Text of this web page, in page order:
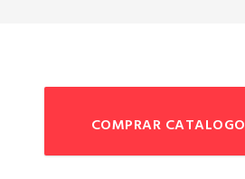
COMPRAR CATALOGO